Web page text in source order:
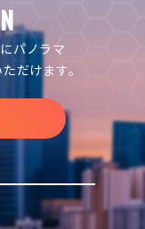
パノラマ
だけます。